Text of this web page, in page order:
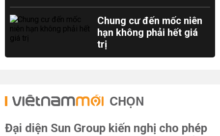
Chung cư đến mốc niên
hạn không phải hết giá
trị
CHỌN
Đại diện Sun Group kiến nghị cho phép